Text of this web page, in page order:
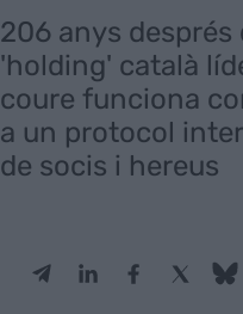
206 anys després
'holding' català
coure funciona
a un protocol
de socis i hereus